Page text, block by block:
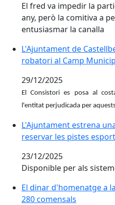
El fred va impedir la
any, però la comitiva a
entusiasmar la canalla
L'Ajuntament de
L'Ajuntament de
robatori al Camp
29/12/2025
El Consistori es posa al
l'entitat perjudicada per
L'Ajuntament estrena
L'Ajuntament estrena
reservar les pistes
23/12/2025
Disponible per als
El dinar d'homenatge a
El dinar d'homenatge a
280 comensals